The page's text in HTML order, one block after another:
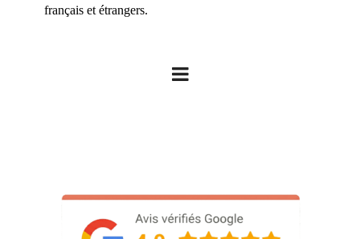
français et étrangers.